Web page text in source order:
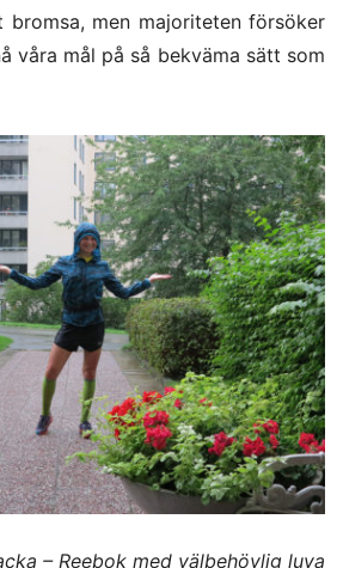
men majoriteten försöker
våra mål på så bekväma sätt som
– Reebok med välbehövlig luva